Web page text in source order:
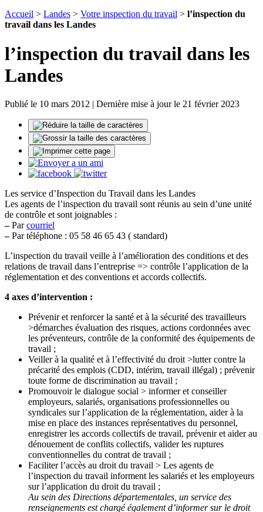
Accueil > Landes > Votre inspection du travail > l’inspection du
travail dans les Landes
l’inspection du travail dans les
Landes
Publié le 10 mars 2012 | Dernière mise à jour le 21 février 2023
Les service d’Inspection du Travail dans les Landes
Les agents de l’inspection du travail sont réunis au sein d’une unité
de contrôle et sont joignables :
–Parcourriel
–Par téléphone : 05 58 46 65 43 ( standard)
L’inspection du travail veille à l’amélioration des conditions et des
relations de travail dans l’entreprise => contrôle l’application de la
réglementation et des conventions et accords collectifs.
4 axes d’intervention :
Prévenir et renforcer la santé et à la sécurité des travailleurs
>démarches évaluation des risques, actions cordonnées avec
les préventeurs, contrôle de la conformité des équipements de
travail ;
Veiller à la qualité et à l’effectivité du droit >lutter contre la
précarité des emplois (CDD, intérim, travail illégal) ; prévenir
toute forme de discrimination au travail ;
Promouvoir le dialogue social > informer et conseiller
employeurs, salariés, organisations professionnelles ou
syndicales sur l’application de la réglementation, aider à la
mise en place des instances représentatives du personnel,
enregistrer les accords collectifs de travail, prévenir et aider au
dénouement de conflits collectifs, valider les ruptures
conventionnelles du contrat de travail ;
Faciliter l’accès au droit du travail > Les agents de
l’inspection du travail informent les salariés et les employeurs
sur l’application du droit du travail ;
Au sein des Directions départementales, un service des
renseignements est chargé également d’informer sur le droit